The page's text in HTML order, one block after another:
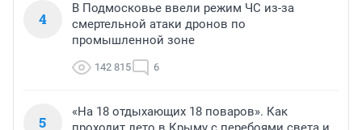
4
В Подмосковье ввели режим ЧС из-за
смертельной атаки дронов по
промышленной зоне
142 815 6
5
«На 18 отдыхающих 18 поваров». Как